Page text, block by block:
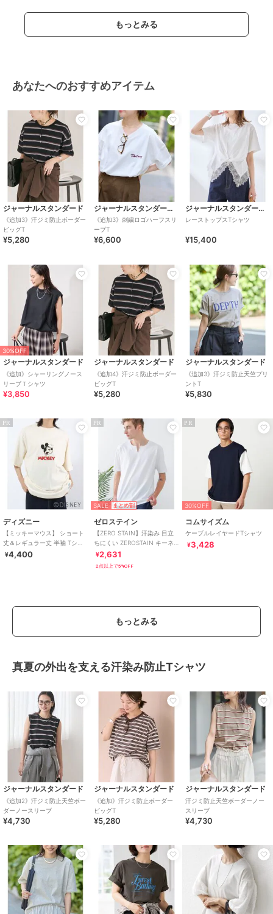
もっとみる
あなたへのおすすめアイテム
ジャーナルスタンダード
《追加3》汗ジミ防止ボーダー
ビッグT
¥5,280
ジャーナルスタンダード レリューム
《追加3》刺繍ロゴハーフスリ
ーブT
¥6,600
ジャーナルスタンダード レサージュ
レーストップスTシャツ
¥15,400
30%OFF
ジャーナルスタンダード
《追加》シャーリングノース
リーブＴシャツ
¥3,850
ジャーナルスタンダード
《追加4》汗ジミ防止ボーダー
ビッグT
¥5,280
ジャーナルスタンダード
《追加3》汗ジミ防止天竺プリ
ントT
¥5,830
PR
ディズニー
【ミッキーマウス】 ショート
丈＆レギュラー丈 半袖 Tシャ
ツ レディース メンズ
¥4,400
PR
SALE まとめ割
ゼロステイン
【ZERO STAIN】汗染み 目立
ちにくい ZEROSTAIN キーネ
ック Tシャツ
¥2,631
2点以上で5%OFF
PR
30%OFF
コムサイズム
ケーブルレイヤードTシャツ
¥3,428
もっとみる
真夏の外出を支える汗染み防止Tシャツ
ジャーナルスタンダード
《追加2》汗ジミ防止天竺ボー
ダーノースリーブ
¥4,730
ジャーナルスタンダード
《追加》汗ジミ防止ボーダー
ビッグT
¥5,280
ジャーナルスタンダード
汗ジミ防止天竺ボーダーノー
スリーブ
¥4,730